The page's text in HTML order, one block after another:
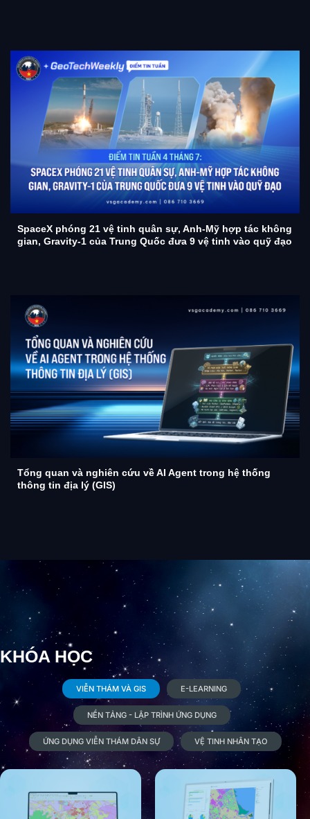
SpaceX phóng 21 vệ tinh quân sự, Anh-Mỹ hợp tác không
gian, Gravity-1 của Trung Quốc đưa 9 vệ tinh vào quỹ đạo
Tổng quan và nghiên cứu về AI Agent trong hệ thống
thông tin địa lý (GIS)
KHÓA HỌC
VIỄN THÁM VÀ GIS E-LEARNING
NỀN TẢNG - LẬP TRÌNH ỨNG DỤNG
ỨNG DỤNG VIỄN THÁM DÂN SỰ VỆ TINH NHÂN TẠO